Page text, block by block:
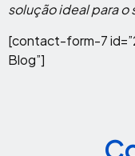
solução ideal para o
[contact-form-7
Blog”]